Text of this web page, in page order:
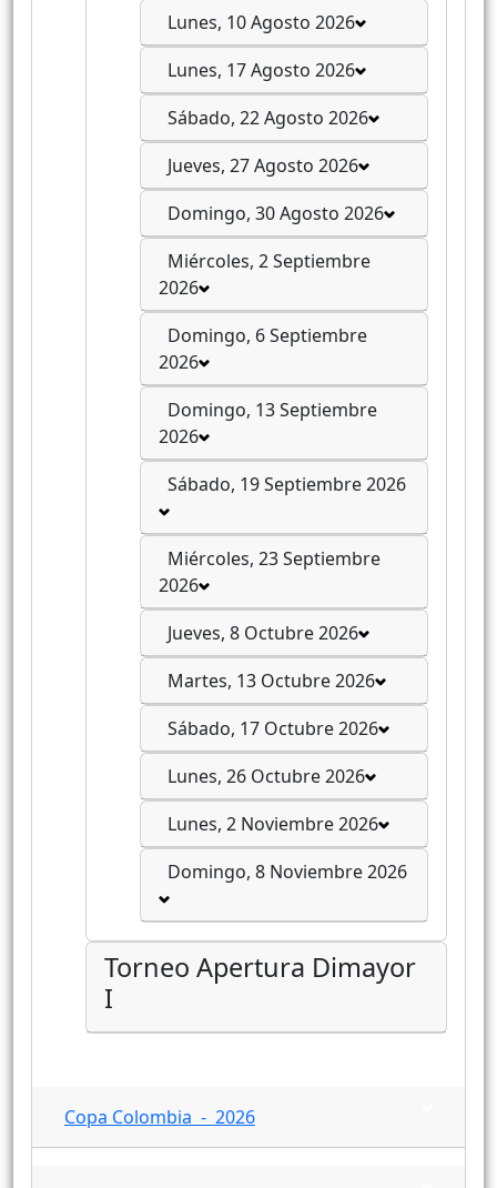
Lunes, 10 Agosto 2026
Lunes, 17 Agosto 2026
Sábado, 22 Agosto 2026
Jueves, 27 Agosto 2026
Domingo, 30 Agosto 2026
Miércoles, 2 Septiembre
2026
Domingo, 6 Septiembre
2026
Domingo, 13 Septiembre
2026
Sábado, 19 Septiembre 2026
Miércoles, 23 Septiembre
2026
Jueves, 8 Octubre 2026
Martes, 13 Octubre 2026
Sábado, 17 Octubre 2026
Lunes, 26 Octubre 2026
Lunes, 2 Noviembre 2026
Domingo, 8 Noviembre 2026
Torneo Apertura Dimayor
I
Copa Colombia - 2026